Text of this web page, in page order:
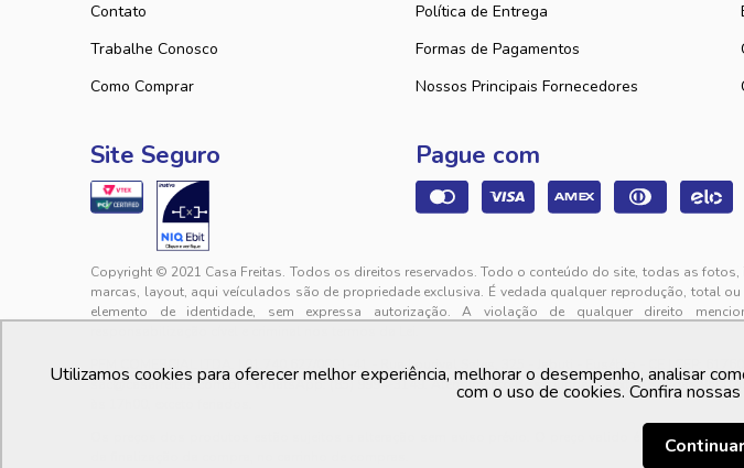
Contato
Trabalhe Conosco
Como Comprar
Política de Entrega
Formas de Pagamentos
Nossos Principais Fornecedores
Site Seguro Pague com
Copyright © 2021 Casa Freitas. Todos os direitos reservados. Todo o conteúdo do site, todas as
marcas, layout, aqui veículados são de propriedade exclusiva. É vedada qualquer reprodução, total
elemento de identidade, sem expressa autorização. A violação de qualquer direito
PFM COMERCIAL LTDA. | 01.740.627/0001-41 - Rua Lourival Sales, 325 - Jabuti - Eusébio - CE | CEP:
sac@casafreitas.com.br - WhatsApp: (85) 9994-3149. Atendimento de segunda a sexta-feira das 9h00
Os preços dos produtos estão sujeitos a alteração sem aviso prévio. O preço valido é sempre o
Utilizamos cookies para oferecer melhor experiência, melhorar o desempenho, analisar
com o uso de cookies. Confira